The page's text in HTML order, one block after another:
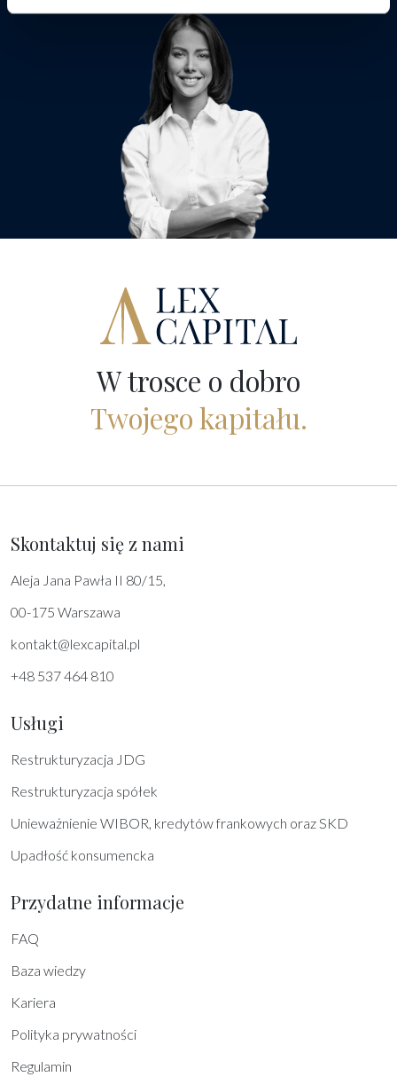
W trosce o dobro
Twojego kapitału.
Skontaktuj się z nami
Aleja Jana Pawła II 80/15,
00-175 Warszawa
kontakt@lexcapital.pl
+48 537 464 810
Usługi
Restrukturyzacja JDG
Restrukturyzacja spółek
Unieważnienie WIBOR, kredytów frankowych oraz SKD
Upadłość konsumencka
Przydatne informacje
FAQ
Baza wiedzy
Kariera
Polityka prywatności
Regulamin